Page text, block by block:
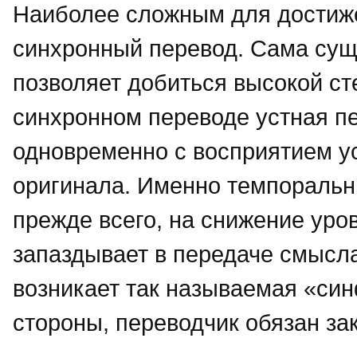
Наиболее сложным для
синхронный перевод. Сама
позволяет добиться высокой
синхронном переводе устная
одновременно с восприятием
оригинала. Именно
прежде всего, на снижение
запаздывает в передаче
возникает так называемая
стороны, переводчик обязан